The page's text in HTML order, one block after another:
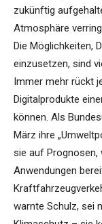
zukünftig
Atmosphäre
Die Möglichkeiten,
einzusetzen, sind
Immer mehr rückt
Digitalprodukte
können. Als
März ihre
sie auf Prognosen,
Anwendungen
warnte Schulz, sei